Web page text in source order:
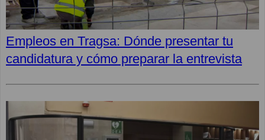
Empleos en Tragsa: Dónde presentar tu
candidatura y cómo preparar la entrevista